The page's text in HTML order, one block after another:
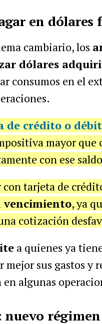
en dólares
cambiario, los
dólares
consumos en el
de crédito o
mayor que
con ese
con tarjeta de
vencimiento, ya
cotización
a quienes ya
mejor sus gastos y
en algunas
nuevo